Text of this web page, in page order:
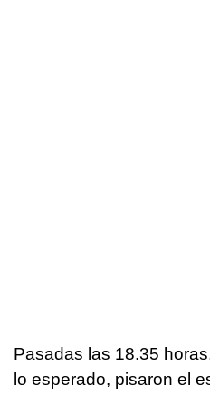
Pasadas las 18.35
lo esperado, pisaron el